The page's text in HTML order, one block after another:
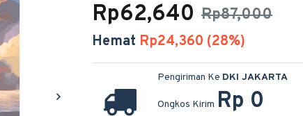
Rp87,000
Rp62,640
Hemat Rp24,360 (28%)
Pengiriman Ke DKI JAKARTA
Ongkos Kirim Rp 0